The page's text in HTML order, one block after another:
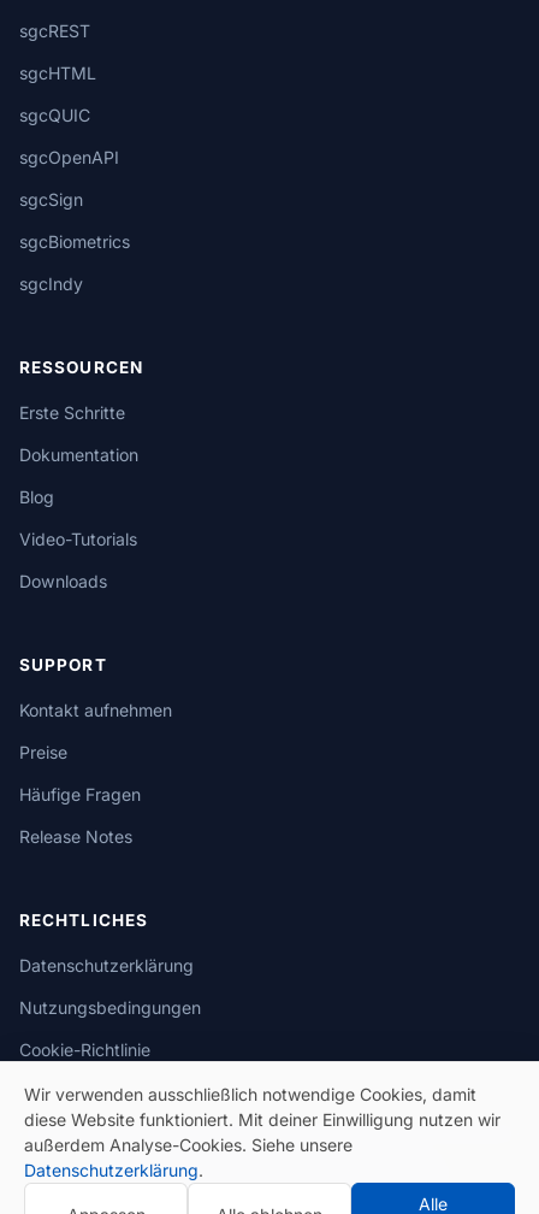
sgcREST
sgcHTML
sgcQUIC
sgcOpenAPI
sgcSign
sgcBiometrics
sgcIndy
RESSOURCEN
Erste Schritte
Dokumentation
Blog
Video-Tutorials
Downloads
SUPPORT
Kontakt aufnehmen
Preise
Häufige Fragen
Release Notes
RECHTLICHES
Datenschutzerklärung
Nutzungsbedingungen
Cookie-Richtlinie
© 2026 eSeGeCe. Alle Rechte vorbehalten.
Wir verwenden ausschließlich notwendige Cookies, damit
diese Website funktioniert. Mit deiner Einwilligung nutzen wir
außerdem Analyse-Cookies. Siehe unsere
Datenschutzerklärung.
Alle